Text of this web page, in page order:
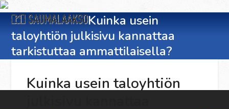
Skip
to
content
Open
mobile
menu
Close
mobile
menu
Kuinka usein
taloyhtiön julkisivu kannattaa
tarkistuttaa ammattilaisella?
Kuinka usein taloyhtiön